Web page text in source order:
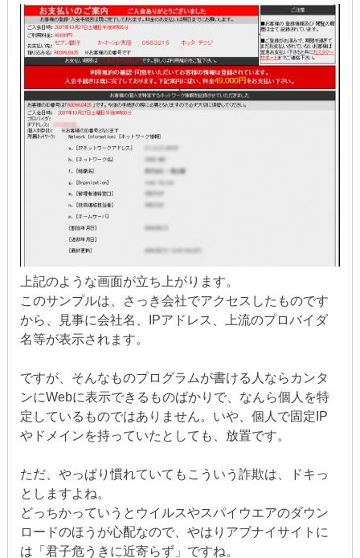
上記のような画面が立ち上がります。
このサンプルは、さっき会社でアクセスしたものです
から、見事に会社名、IPアドレス、上流のプロバイダ
名等が表示されます。
ですが、そんなものプログラムが書ける人ならカンタ
ンにWebに表示できるものばかりで、なんら個人を特
定しているものではありません。いや、個人で固定IP
やドメインを持っていたとしても、放置です。
ただ、やっぱり慣れていてもこういう詐欺は、ドキっ
としますよね。
どっちかっていうとウイルスやスパイウエアのダウン
ロードのほうが心配なので、やはりアブナイサイトに
は「君子危うきに近寄らず」ですね。